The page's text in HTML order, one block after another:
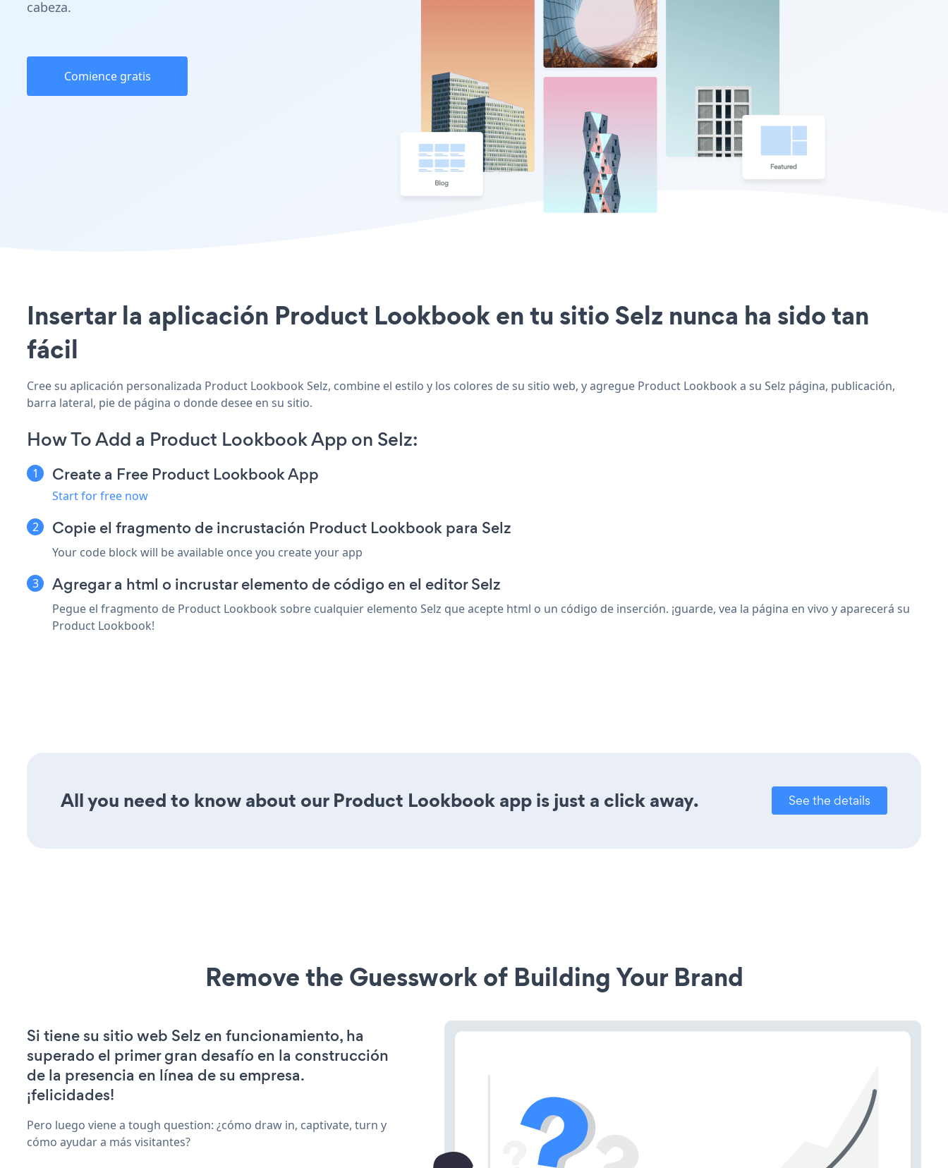
cabeza.
Comience gratis
Insertar la aplicación Product Lookbook en tu sitio Selz nunca ha sido tan
fácil
Cree su aplicación personalizada Product Lookbook Selz, combine el estilo y los colores de su sitio web, y agregue Product Lookbook a su Selz página, publicación,
barra lateral, pie de página o donde desee en su sitio.
How To Add a Product Lookbook App on Selz:
Create a Free Product Lookbook App
Start for free now
Copie el fragmento de incrustación Product Lookbook para Selz
Your code block will be available once you create your app
Agregar a html o incrustar elemento de código en el editor Selz
Pegue el fragmento de Product Lookbook sobre cualquier elemento Selz que acepte html o un código de inserción. ¡guarde, vea la página en vivo y aparecerá su
Product Lookbook!
All you need to know about our Product Lookbook app is just a click away. See the details
Remove the Guesswork of Building Your Brand
Si tiene su sitio web Selz en funcionamiento, ha
superado el primer gran desafío en la construcción
de la presencia en línea de su empresa.
¡felicidades!
Pero luego viene a tough question: ¿cómo draw in, captivate, turn y
cómo ayudar a más visitantes?